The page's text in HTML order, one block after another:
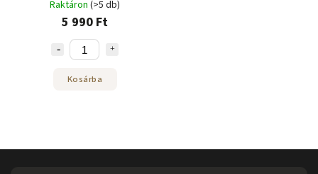
Raktáron (>5 db)
5 990 Ft
Kosárba